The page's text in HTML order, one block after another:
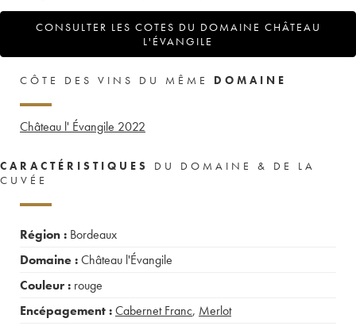
CONSULTER LES COTES DU DOMAINE CHÂTEAU
L'ÉVANGILE
CÔTE DES VINS DU MÊME DOMAINE
Château l' Évangile 2022
CARACTÉRISTIQUES
DU DOMAINE & DE LA
CUVÉE
Région : Bordeaux
Domaine :Château l'Évangile
Couleur : rouge
Encépagement :Cabernet Franc, Merlot